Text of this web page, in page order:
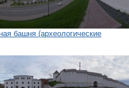
башня (археологические